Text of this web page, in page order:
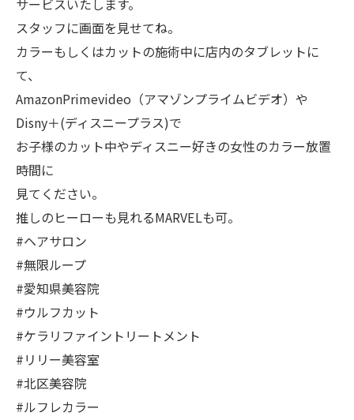
サービスいたします。
スタッフに画面を見せてね。
カラーもしくはカットの施術中に店内のタブレットに
て、
AmazonPrimevideo（アマゾンプライムビデオ）や
Disny＋(ディスニープラス)で
お子様のカット中やディスニー好きの女性のカラー放置
時間に
見てください。
推しのヒーローも見れるMARVELも可。
#ヘアサロン
#無限ループ
#愛知県美容院
#ウルフカット
#ケラリファイントリートメント
#リリー美容室
#北区美容院
#ルフレカラー